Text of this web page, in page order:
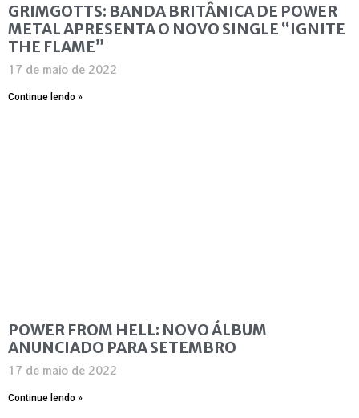
GRIMGOTTS: BANDA BRITÂNICA DE POWER
METAL APRESENTA O NOVO SINGLE “IGNITE
THE FLAME”
17 de maio de 2022
Continue lendo »
POWER FROM HELL: NOVO ÁLBUM
ANUNCIADO PARA SETEMBRO
17 de maio de 2022
Continue lendo »